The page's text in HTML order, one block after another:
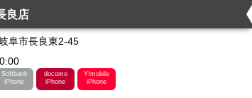
良店
阜市長良東2-45
Softbank
iPhone
docomo
iPhone
Y!mobile
iPhone